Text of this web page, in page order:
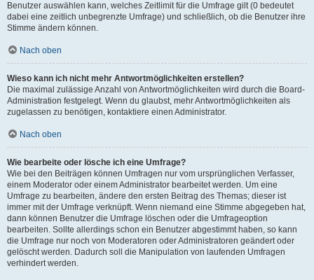
Benutzer auswählen kann, welches Zeitlimit für die Umfrage gilt (0 bedeutet
dabei eine zeitlich unbegrenzte Umfrage) und schließlich, ob die Benutzer ihre
Stimme ändern können.
Nach oben
Wieso kann ich nicht mehr Antwortmöglichkeiten erstellen?
Die maximal zulässige Anzahl von Antwortmöglichkeiten wird durch die Board-
Administration festgelegt. Wenn du glaubst, mehr Antwortmöglichkeiten als
zugelassen zu benötigen, kontaktiere einen Administrator.
Nach oben
Wie bearbeite oder lösche ich eine Umfrage?
Wie bei den Beiträgen können Umfragen nur vom ursprünglichen Verfasser,
einem Moderator oder einem Administrator bearbeitet werden. Um eine
Umfrage zu bearbeiten, ändere den ersten Beitrag des Themas; dieser ist
immer mit der Umfrage verknüpft. Wenn niemand eine Stimme abgegeben hat,
dann können Benutzer die Umfrage löschen oder die Umfrageoption
bearbeiten. Sollte allerdings schon ein Benutzer abgestimmt haben, so kann
die Umfrage nur noch von Moderatoren oder Administratoren geändert oder
gelöscht werden. Dadurch soll die Manipulation von laufenden Umfragen
verhindert werden.